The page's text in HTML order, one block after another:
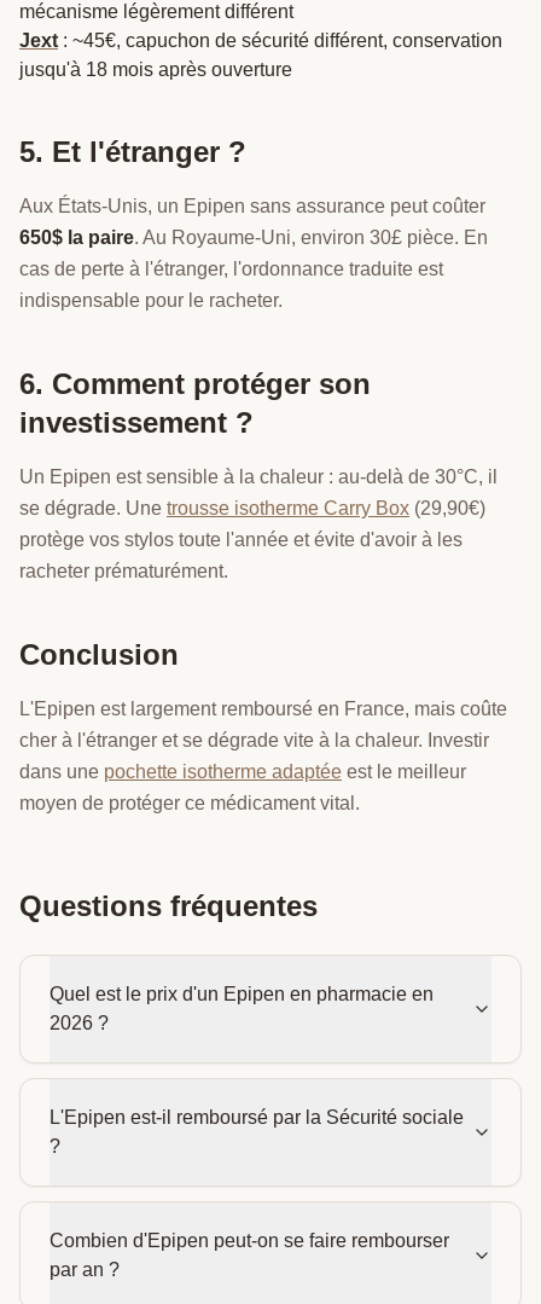
mécanisme légèrement différent
Jext : ~45€, capuchon de sécurité différent, conservation
jusqu'à 18 mois après ouverture
5. Et l'étranger ?
Aux États-Unis, un Epipen sans assurance peut coûter
650$ la paire. Au Royaume-Uni, environ 30£ pièce. En
cas de perte à l'étranger, l'ordonnance traduite est
indispensable pour le racheter.
6. Comment protéger son
investissement ?
Un Epipen est sensible à la chaleur : au-delà de 30°C, il
se dégrade. Une trousse isotherme Carry Box (29,90€)
protège vos stylos toute l'année et évite d'avoir à les
racheter prématurément.
Conclusion
L'Epipen est largement remboursé en France, mais coûte
cher à l'étranger et se dégrade vite à la chaleur. Investir
dans une pochette isotherme adaptée est le meilleur
moyen de protéger ce médicament vital.
Questions fréquentes
Quel est le prix d'un Epipen en pharmacie en
2026 ?
L'Epipen est-il remboursé par la Sécurité sociale
?
Combien d'Epipen peut-on se faire rembourser
par an ?